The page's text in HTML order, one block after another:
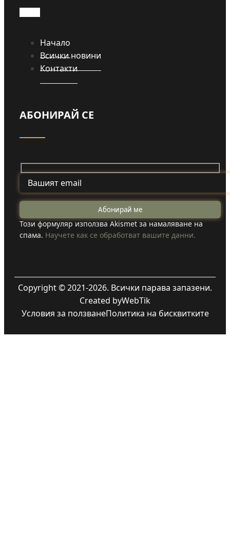
Начало
Всички новини
Контакти
АБОНИРАЙ СЕ
Този формуляр използва Akismet за намаляване на
спама. Научете как се обработват вашите данни.
Copyright © 2021-2026. Всички парава запазени.
Created byWebTik
Условия за ползванеПолитика на бисквитките